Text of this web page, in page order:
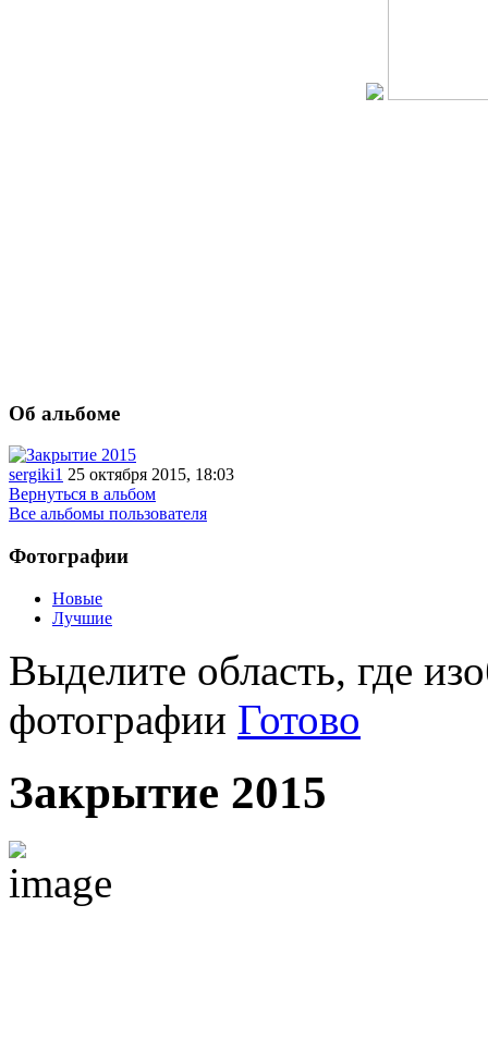
Об альбоме
sergiki1 25 октября 2015, 18:03
Вернуться в альбом
Все альбомы пользователя
Фотографии
Новые
Лучшие
Выделите область, где
фотографии Готово
Закрытие 2015